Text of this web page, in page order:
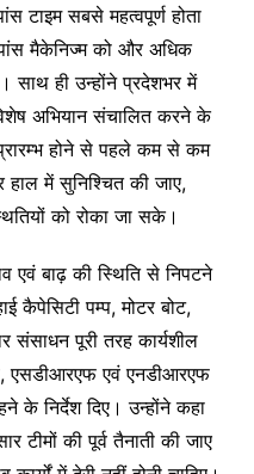
टाइम सबसे महत्वपूर्ण होता
मैकेनिज्म को और अधिक
साथ ही उन्होंने प्रदेशभर में
अभियान संचालित करने के
होने से पहले कम से कम
हाल में सुनिश्चित की जाए,
को रोका जा सके।
एवं बाढ़ की स्थिति से निपटने
पम्प, मोटर बोट,
पूरी तरह कार्यशील
एसडीआरएफ एवं एनडीआरएफ
के निर्देश दिए। उन्होंने कहा
टीमों की पूर्व तैनाती की जाए